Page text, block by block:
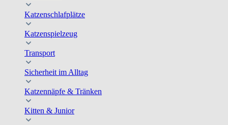
Katzenschlafplätze
Katzenspielzeug
Transport
Sicherheit im Alltag
Katzennäpfe & Tränken
Kitten & Junior